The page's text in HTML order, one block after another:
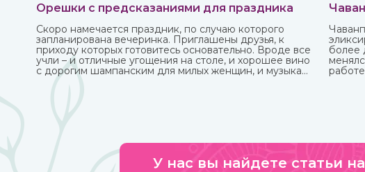
Орешки с предсказаниями для праздника
Скоро намечается праздник, по случаю которого
запланирована вечеринка. Приглашены друзья, к
приходу которых готовитесь основательно. Вроде все
учли – и отличные угощения на столе, и хорошее вино
с дорогим шампанским для милых женщин, и музыка
на любой вкус. И все же чего-то не хватает? Конечно!
Это интересного и необычного развлечения, которое
должно прийтись по нраву всем.
более
У нас вы найдете статьи